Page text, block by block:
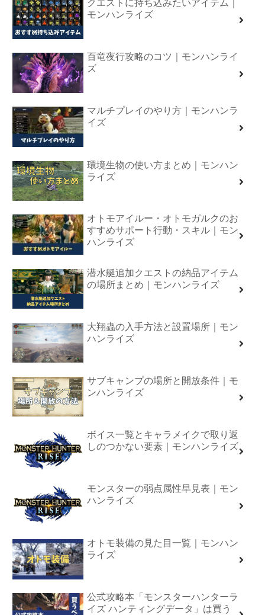
クエストに持ち込みたいアイテム｜
モンハンライズ
百竜夜行攻略のコツ｜モンハンライ
ズ
マルチプレイのやり方｜モンハンラ
イズ
環境生物の使い方まとめ｜モンハン
ライズ
オトモアイルー・オトモガルクのお
すすめサポート行動・スキル｜モン
ハンライズ
潜水艇追加クエストの納品アイテム
の場所まとめ｜モンハンライズ
大翔蟲の入手方法と設置場所｜モン
ハンライズ
サブキャンプの場所と開放条件｜モ
ンハンライズ
ボイス一覧とキャラメイクで取り返
しのつかない要素｜モンハンライズ
モンスターの弱点属性早見表｜モン
ハンライズ
オトモ装備の見た目一覧｜モンハン
ライズ
公式攻略本「モンスターハンターラ
イズ ハンティングデータ」は買う